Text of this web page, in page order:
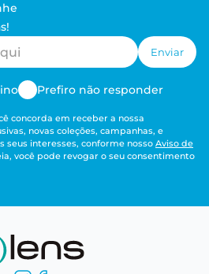
Enviar
Prefiro não responder
concorda em receber a nossa
novas coleções, campanhas, e
seus interesses, conforme nosso Aviso de
você pode revogar o seu consentimento